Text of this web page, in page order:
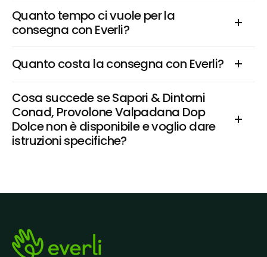
Quanto tempo ci vuole per la
consegna con Everli?
Quanto costa la consegna con Everli?
Cosa succede se Sapori & Dintorni
Conad, Provolone Valpadana Dop
Dolce non è disponibile e voglio dare
istruzioni specifiche?